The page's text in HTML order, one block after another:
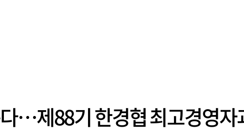
…제88기 한경협 최고경영자